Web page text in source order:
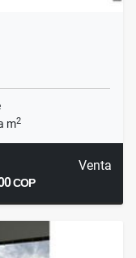
m2
Venta
COP